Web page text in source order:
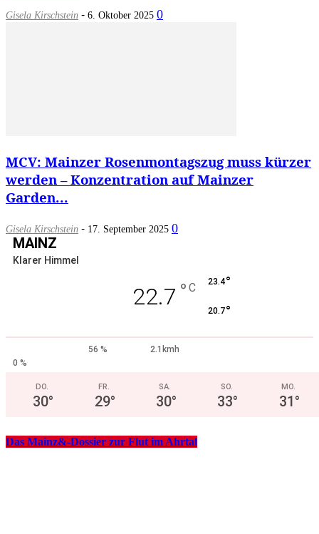
Gisela Kirschstein - 6. Oktober 2025 0
MCV: Mainzer Rosenmontagszug muss kürzer
werden – Konzentration auf Mainzer
Garden...
Gisela Kirschstein - 17. September 2025 0
MAINZ
Klarer Himmel
22.7 ° C 23.4°
20.7°
56 %
2.1kmh
0 %
DO.
30°
FR.
29°
SA.
30°
SO.
33°
MO.
31°
Das Mainz&-Dossier zur Flut im Ahrtal